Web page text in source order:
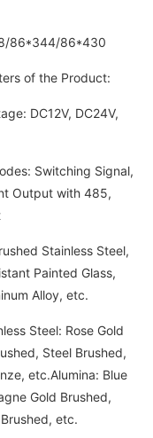
86*344/86*430
of the Product:
DC12V, DC24V,
Switching Signal,
Output with 485,
Stainless Steel,
Painted Glass,
Alloy, etc.
Steel: Rose Gold
Steel Brushed,
etc.Alumina: Blue
Gold Brushed,
etc.